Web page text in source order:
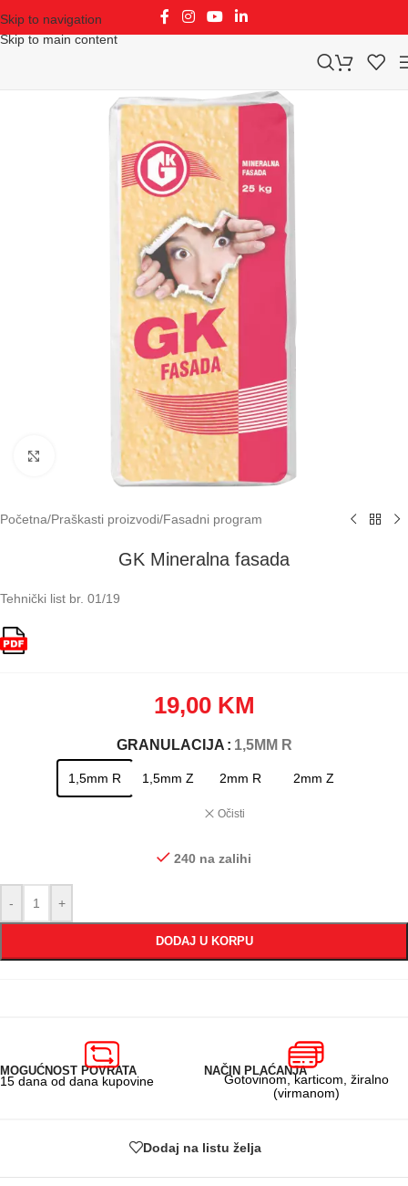
Skip to navigation
Skip to main content
Klikni za uvećavanje
Početna/Praškasti proizvodi/Fasadni program
GK Mineralna fasada
Tehnički list br. 01/19
19,00 KM
GRANULACIJA : 1,5MM R
1,5mm R 1,5mm Z 2mm R 2mm Z
Očisti
240 na zalihi
- +
DODAJ U KORPU
MOGUĆNOST POVRATA
15 dana od dana kupovine
NAČIN PLAĆANJA
Gotovinom, karticom, žiralno
(virmanom)
Dodaj na listu želja